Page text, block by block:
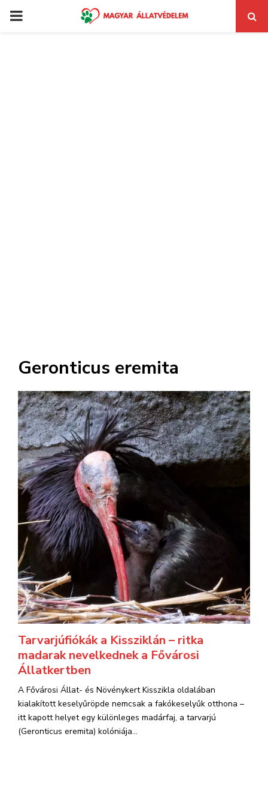
PRIMARY
Geronticus eremita
Tarvarjúfiókák a Kissziklán – ritka
madarak nevelkednek a Fővárosi
Állatkertben
A Fővárosi Állat- és Növénykert Kisszikla oldalában
kialakított keselyűröpde nemcsak a fakókeselyűk otthona –
itt kapott helyet egy különleges madárfaj, a tarvarjú
(Geronticus eremita) kolóniája...